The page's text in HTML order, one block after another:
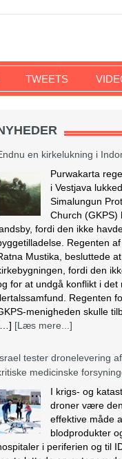
TWEETS
en kirkelukning i
Purwakarta
i Vestjava
Simalungun
Church (GKPS)
fordi den ikke
Regenten
Mustika, besluttede
fordi den
for at undgå konflikt i det
Regenten
menigheden skulle
[Læs mere...]
tester dronelevering
medicinske
I krigs- og
droner være
effektive måde
blodprodukter
i periferien og til